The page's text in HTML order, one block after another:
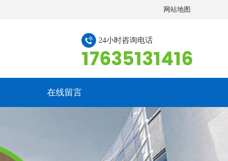
网站地图
24小时咨询电话
17635131416
在线留言